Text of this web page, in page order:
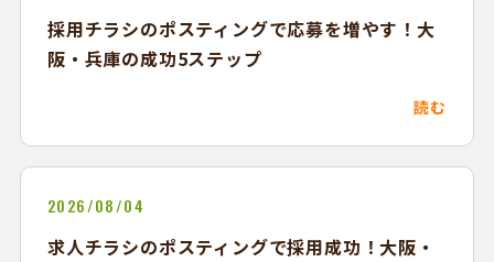
採用チラシのポスティングで応募を増やす！大
阪・兵庫の成功5ステップ
読む
2026/08/04
求人チラシのポスティングで採用成功！大阪・